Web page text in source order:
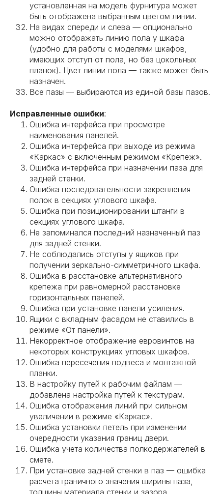
установленная на модель фурнитура может
быть отображена выбранным цветом линии.
На видах спереди и слева — опционально
можно отображать линию пола у шкафа
(удобно для работы с моделями шкафов,
имеющих отступ от пола, но без цокольных
планок). Цвет линии пола — также может быть
назначен.
Все пазы — выбираются из единой базы пазов.
Исправленные ошибки:
Ошибка интерфейса при просмотре
наименования панелей.
Ошибка интерфейса при выходе из режима
«Каркас» с включенным режимом «Крепеж».
Ошибка интерфейса при назначении паза для
задней стенки.
Ошибка последовательности закрепления
полок в секциях углового шкафа.
Ошибка при позиционировании штанги в
секциях углового шкафа.
Не запоминался последний назначенный паз
для задней стенки.
Не соблюдались отступы у ящиков при
получении зеркально-симметричного шкафа.
Ошибка в расстановке альтернативного
крепежа при равномерной расстановке
горизонтальных панелей.
Ошибка при установке панели усиления.
Ящики с вкладным фасадом не ставились в
режиме «От панели».
Некорректное отображение евровинтов на
некоторых конструкциях угловых шкафов.
Ошибка пересечения подвеса и монтажной
планки.
В настройку путей к рабочим файлам —
добавлена настройка путей к текстурам.
Ошибка отображения линий при сильном
увеличении в режиме «Каркас».
Ошибка установки петель при изменении
очередности указания границ двери.
Ошибка учета количества полкодержателей в
смете.
При установке задней стенки в паз — ошибка
расчета граничного значения ширины паза,
толщины материала стенки и зазора.